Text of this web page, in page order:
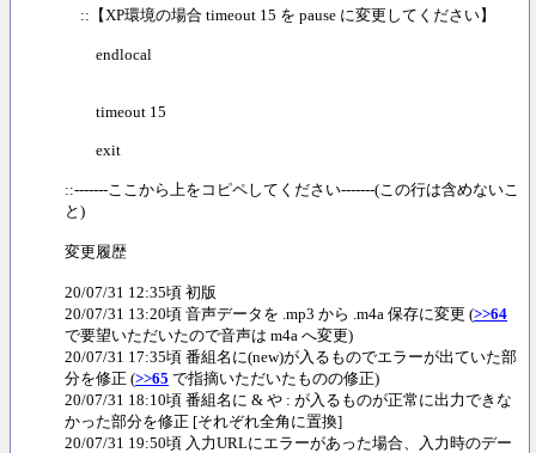
::【XP環境の場合 timeout 15 を pause に変更してください】
endlocal
timeout 15
exit
::-------ここから上をコピペしてください-------(この行は含めないこ
と)
変更履歴
20/07/31 12:35頃 初版
20/07/31 13:20頃 音声データを .mp3 から .m4a 保存に変更 (>>64
で要望いただいたので音声は m4a へ変更)
20/07/31 17:35頃 番組名に(new)が入るものでエラーが出ていた部
分を修正 (>>65 で指摘いただいたものの修正)
20/07/31 18:10頃 番組名に & や : が入るものが正常に出力できな
かった部分を修正 [それぞれ全角に置換]
20/07/31 19:50頃 入力URLにエラーがあった場合、入力時のデー